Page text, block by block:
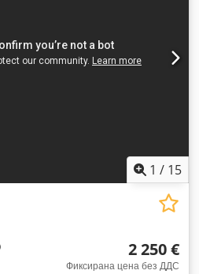
1 / 15
2 250 €
Фиксирана цена без ДДС